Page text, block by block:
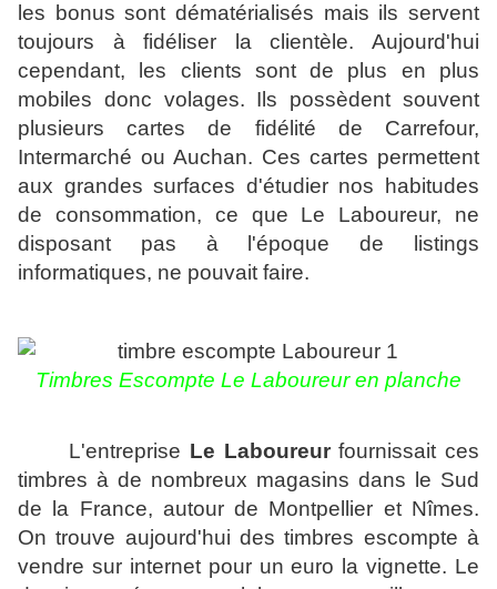
les bonus sont dématérialisés mais ils servent
toujours à fidéliser la clientèle. Aujourd'hui
cependant, les clients sont de plus en plus
mobiles donc volages. Ils possèdent souvent
plusieurs cartes de fidélité de Carrefour,
Intermarché ou Auchan. Ces cartes permettent
aux grandes surfaces d'étudier nos habitudes
de consommation, ce que Le Laboureur, ne
disposant pas à l'époque de listings
informatiques, ne pouvait faire.
Timbres Escompte Le Laboureur en planche
L'entreprise Le Laboureurfournissait ces
timbres à de nombreux magasins dans le Sud
de la France, autour de Montpellier et Nîmes.
On trouve aujourd'hui des timbres escompte à
vendre sur internet pour un euro la vignette. Le